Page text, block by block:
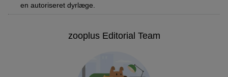
en autoriseret dyrlæge.
zooplus Editorial Team